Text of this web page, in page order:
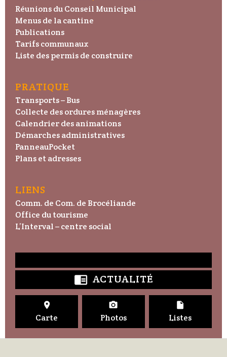
Réunions du Conseil Municipal
Menus de la cantine
Publications
Tarifs communaux
Liste des permis de construire
PRATIQUE
Transports – Bus
Collecte des ordures ménagères
Calendrier des animations
Démarches administratives
PanneauPocket
Plans et adresses
LIENS
Comm. de Com. de Brocéliande
Office du tourisme
L’Interval – centre social
 ACTUALITÉ

Carte

Photos

Listes